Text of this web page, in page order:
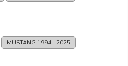
MUSTANG 1994 - 2025